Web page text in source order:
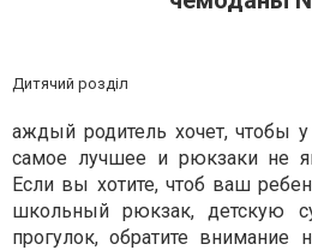
Дитячий розділ
аждый родитель хочет, чтобы
самое лучшее и рюкзаки не
Если вы хотите, чтоб ваш
школьный рюкзак, детскую
прогулок, обратите внимание